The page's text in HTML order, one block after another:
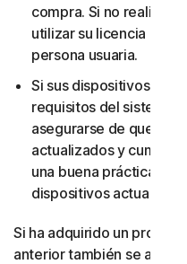
compra. Si no realizó
utilizar su licencia en
persona usuaria.
Si sus dispositivos y
requisitos del sistema.
asegurarse de que sus
actualizados y cumplan
una buena práctica de
dispositivos
Si ha adquirido un
anterior también se